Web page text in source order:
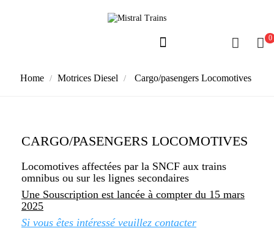
0
Home Motrices Diesel Cargo/pasengers Locomotives
CARGO/PASENGERS LOCOMOTIVES
Locomotives affectées par la SNCF aux trains
omnibus ou sur les lignes secondaires
Une Souscription est lancée à compter du 15 mars
2025
Si vous êtes intéressé veuillez contacter